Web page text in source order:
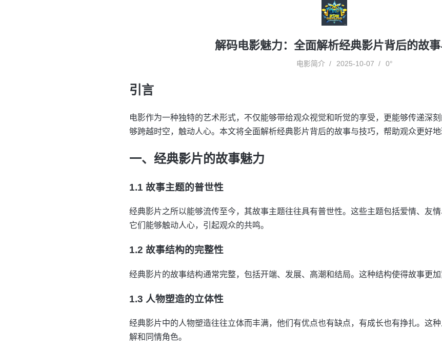
解码电影魅力：全面解析经典影片背后的故
电影简介 2025-10-07 0°
引言
电影作为一种独特的艺术形式，不仅能够带给观众视觉和听觉的享受，更能够传递深
够跨越时空，触动人心。本文将全面解析经典影片背后的故事与技巧，帮助观众更好地
一、经典影片的故事魅力
1.1 故事主题的普世性
经典影片之所以能够流传至今，其故事主题往往具有普世性。这些主题包括爱情、友情
它们能够触动人心，引起观众的共鸣。
1.2 故事结构的完整性
经典影片的故事结构通常完整，包括开端、发展、高潮和结局。这种结构使得故事更加
1.3 人物塑造的立体性
经典影片中的人物塑造往往立体而丰满，他们有优点也有缺点，有成长也有挣扎。这
解和同情角色。